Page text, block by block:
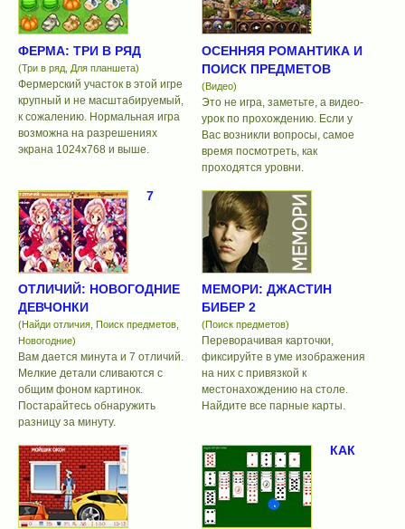
ФЕРМА: ТРИ В РЯД
(Три в ряд, Для планшета)
Фермерский участок в этой игре
крупный и не масштабируемый,
к сожалению. Нормальная игра
возможна на разрешениях
экрана 1024х768 и выше.
ОСЕННЯЯ РОМАНТИКА И
ПОИСК ПРЕДМЕТОВ
(Видео)
Это не игра, заметьте, а видео-
урок по прохождению. Если у
Вас возникли вопросы, самое
время посмотреть, как
проходятся уровни.
7
ОТЛИЧИЙ: НОВОГОДНИЕ
ДЕВЧОНКИ
(Найди отличия, Поиск предметов,
Новогодние)
Вам дается минута и 7 отличий.
Мелкие детали сливаются с
общим фоном картинок.
Постарайтесь обнаружить
разницу за минуту.
МЕМОРИ: ДЖАСТИН
БИБЕР 2
(Поиск предметов)
Переворачивая карточки,
фиксируйте в уме изображения
на них с привязкой к
местонахождению на столе.
Найдите все парные карты.
КАК